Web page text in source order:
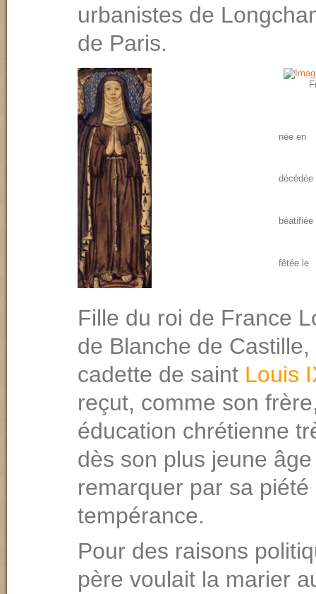
urbanistes de
de Paris.
née en
décédée
béatifiée
fêtée le
Fille du roi de France
de Blanche de
cadette de saint Louis
reçut, comme son
éducation chrétienne
dès son plus jeune
remarquer par sa piété
tempérance.
Pour des raisons
père voulait la marier